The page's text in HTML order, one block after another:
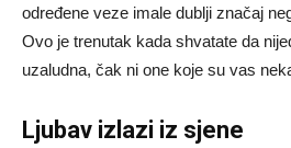
određene veze imale dublji značaj
Ovo je trenutak kada shvatate da
uzaludna, čak ni one koje su vas
Ljubav izlazi iz sjene